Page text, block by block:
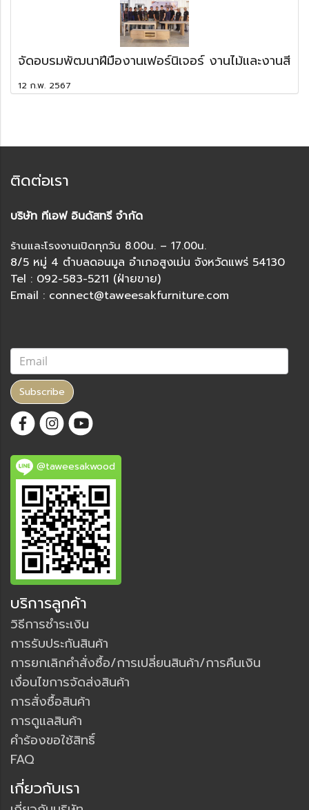
จัดอบรมพัฒนาฝีมืองานเฟอร์นิเจอร์ งานไม้และงานสี
12 ก.พ. 2567
ติดต่อเรา
บริษัท ทีเอฟ อินดัสทรี จำกัด
ร้านและโรงงานเปิดทุกวัน 8.00น. – 17.00น.
8/5 หมู่ 4 ตำบลดอนมูล อำเภอสูงเม่น จังหวัดแพร่ 54130
Tel : 092-583-5211 (ฝ่ายขาย)
Email : connect@taweesakfurniture.com
Subscribe
@taweesakwood
บริการลูกค้า
วิธีการชำระเงิน
การรับประกันสินค้า
การยกเลิกคำสั่งซื้อ/การเปลี่ยนสินค้า/การคืนเงิน
เงื่อนไขการจัดส่งสินค้า
การสั่งซื้อสินค้า
การดูแลสินค้า
คำร้องขอใช้สิทธิ์
FAQ
เกี่ยวกับเรา